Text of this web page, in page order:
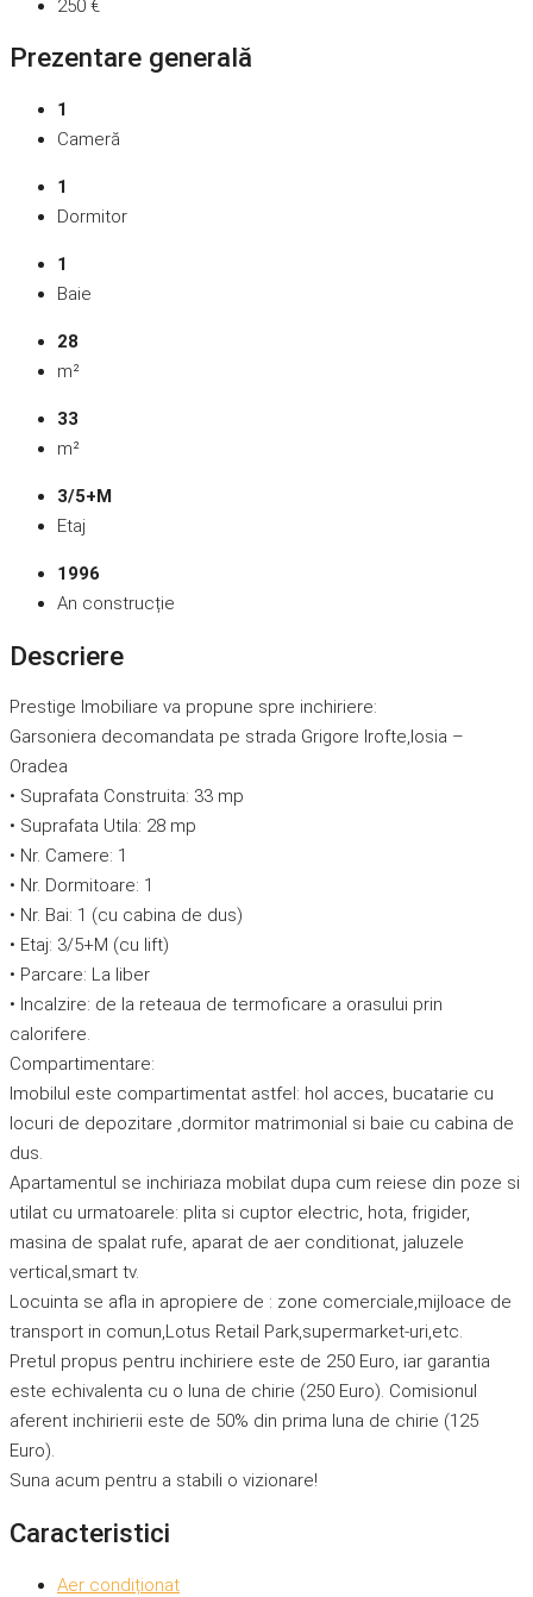
250 €
Prezentare generală
1
Cameră
1
Dormitor
1
Baie
28
m²
33
m²
3/5+M
Etaj
1996
An construcție
Descriere
Prestige Imobiliare va propune spre inchiriere:
Garsoniera decomandata pe strada Grigore Irofte,Iosia –
Oradea
• Suprafata Construita: 33 mp
• Suprafata Utila: 28 mp
• Nr. Camere: 1
• Nr. Dormitoare: 1
• Nr. Bai: 1 (cu cabina de dus)
• Etaj: 3/5+M (cu lift)
• Parcare: La liber
• Incalzire: de la reteaua de termoficare a orasului prin
calorifere.
Compartimentare:
Imobilul este compartimentat astfel: hol acces, bucatarie cu
locuri de depozitare ,dormitor matrimonial si baie cu cabina de
dus.
Apartamentul se inchiriaza mobilat dupa cum reiese din poze si
utilat cu urmatoarele: plita si cuptor electric, hota, frigider,
masina de spalat rufe, aparat de aer conditionat, jaluzele
vertical,smart tv.
Locuinta se afla in apropiere de : zone comerciale,mijloace de
transport in comun,Lotus Retail Park,supermarket-uri,etc.
Pretul propus pentru inchiriere este de 250 Euro, iar garantia
este echivalenta cu o luna de chirie (250 Euro). Comisionul
aferent inchirierii este de 50% din prima luna de chirie (125
Euro).
Suna acum pentru a stabili o vizionare!
Caracteristici
Aer condiționat